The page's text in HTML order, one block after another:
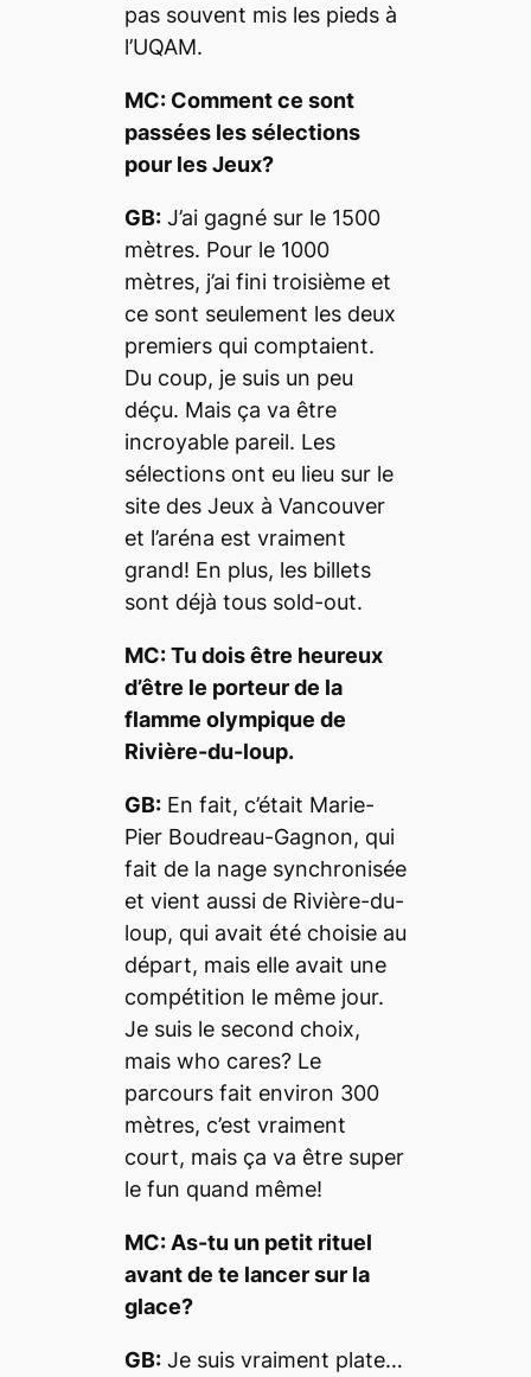
pas souvent mis les pieds à
l’UQAM.
MC: Comment ce sont
passées les sélections
pour les Jeux?
GB:J’ai gagné sur le 1500
mètres. Pour le 1000
mètres, j’ai fini troisième et
ce sont seulement les deux
premiers qui comptaient.
Du coup, je suis un peu
déçu. Mais ça va être
incroyable pareil. Les
sélections ont eu lieu sur le
site des Jeux à Vancouver
et l’aréna est vraiment
grand! En plus, les billets
sont déjà tous sold-out.
MC: Tu dois être heureux
d’être le porteur de la
flamme olympique de
Rivière-du-loup.
GB:En fait, c’était Marie-
Pier Boudreau-Gagnon, qui
fait de la nage synchronisée
et vient aussi de Rivière-du-
loup, qui avait été choisie au
départ, mais elle avait une
compétition le même jour.
Je suis le second choix,
mais who cares? Le
parcours fait environ 300
mètres, c’est vraiment
court, mais ça va être super
le fun quand même!
MC: As-tu un petit rituel
avant de te lancer sur la
glace?
GB:Je suis vraiment plate…